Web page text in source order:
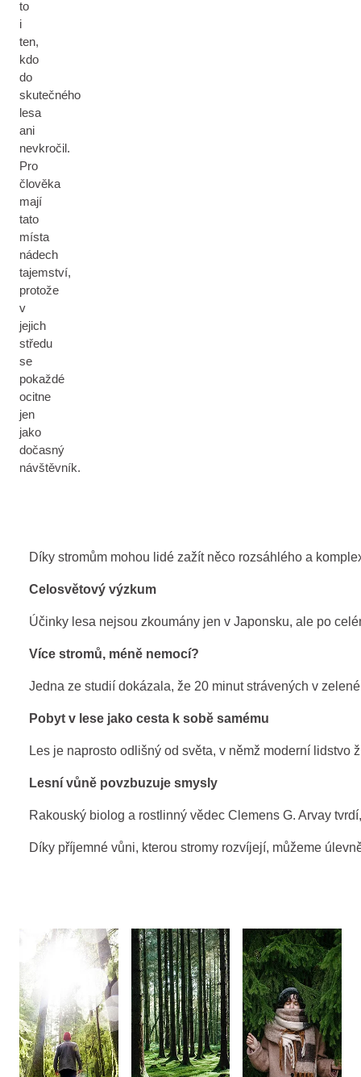
to
i
ten,
kdo
do
skutečného
lesa
ani
nevkročil.
Pro
člověka
mají
tato
místa
nádech
tajemství,
protože
v
jejich
středu
se
pokaždé
ocitne
jen
jako
dočasný
návštěvník.
Díky stromům mohou lidé zažít něco rozsáhlého a
Celosvětový výzkum
Účinky lesa nejsou zkoumány jen v Japonsku, ale po
Více stromů, méně nemocí?
Jedna ze studií dokázala, že 20 minut strávených v
Pobyt v lese jako cesta k sobě samému
Les je naprosto odlišný od světa, v němž moderní
Lesní vůně povzbuzuje smysly
Rakouský biolog a rostlinný vědec Clemens G. Arvay
Díky příjemné vůni, kterou stromy rozvíjejí, můžeme